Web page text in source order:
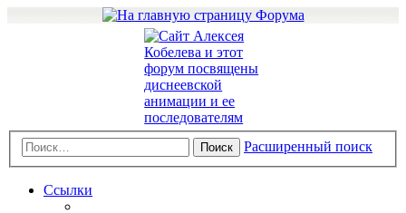
Поиск Расширенный поиск
Ссылки